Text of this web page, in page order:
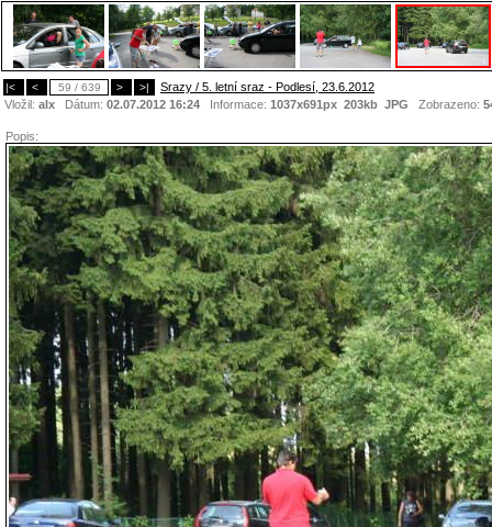
|< < 59 / 639 > >|
Srazy / 5. letní sraz - Podlesí, 23.6.2012
Vložil: alx Dátum: 02.07.2012 16:24 Informace: 1037x691px 203kb JPG Zobrazeno:
Popis: